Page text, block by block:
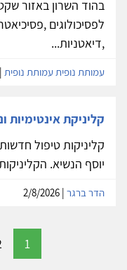
בהוד השרון באזור
לפסיכולוגים
,דיאטניות...
עמותת נופית עמותת נופית
קליניקת אינטימיות
קליניקות טיפול
יוסף הנשיא.
הדר ברגר
1